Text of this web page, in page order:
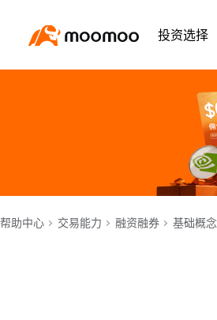
投资选择
帮助中心 交易能力 融资融券 基础概念